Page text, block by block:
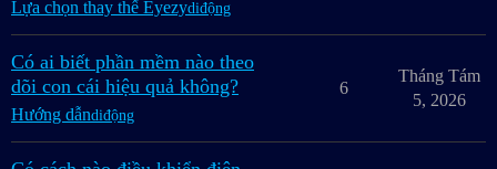
Lựa chọn thay thế Eyezydiđộng
Có ai biết phần mềm nào theo
dõi con cái hiệu quả không?
Hướng dẫndiđộng
6
Tháng Tám
5, 2026